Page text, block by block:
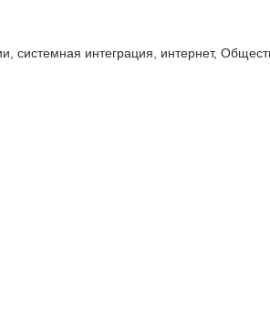
системная интеграция, интернет,